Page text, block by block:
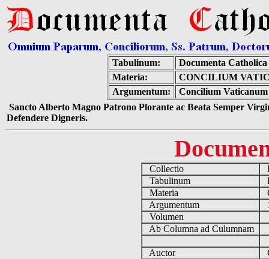
Tabulinum:
Documenta
Materia:
CONCILIUM
Argumentum:
Concilium
Sancto Alberto Magno Patrono Plorante ac Beata Semper
Defendere Digneris.
Collectio
Tabulinum
Materia
Argumentum
Volumen
Ab Columna ad Culumnam
Auctor